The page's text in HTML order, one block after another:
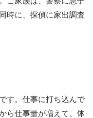
時に、探偵に家出調査
す。仕事に打ち込んで
ら仕事量が増えて、体